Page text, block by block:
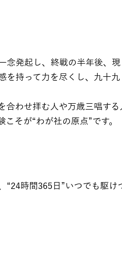
念発起し、終戦の半年後、現
を持って力を尽くし、九十九
合わせ拝む人や万歳三唱する
そが“わが社の原点”です。
“24時間365日”いつでも駆け